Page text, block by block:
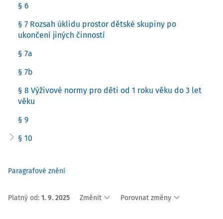
§ 6
§ 7 Rozsah úklidu prostor dětské skupiny po
ukončení jiných činností
§ 7a
§ 7b
§ 8 Výživové normy pro děti od 1 roku věku do 3 let
věku
§ 9
§ 10
Paragrafové znění
Platný od: 1. 9. 2025 Změnit Porovnat změny